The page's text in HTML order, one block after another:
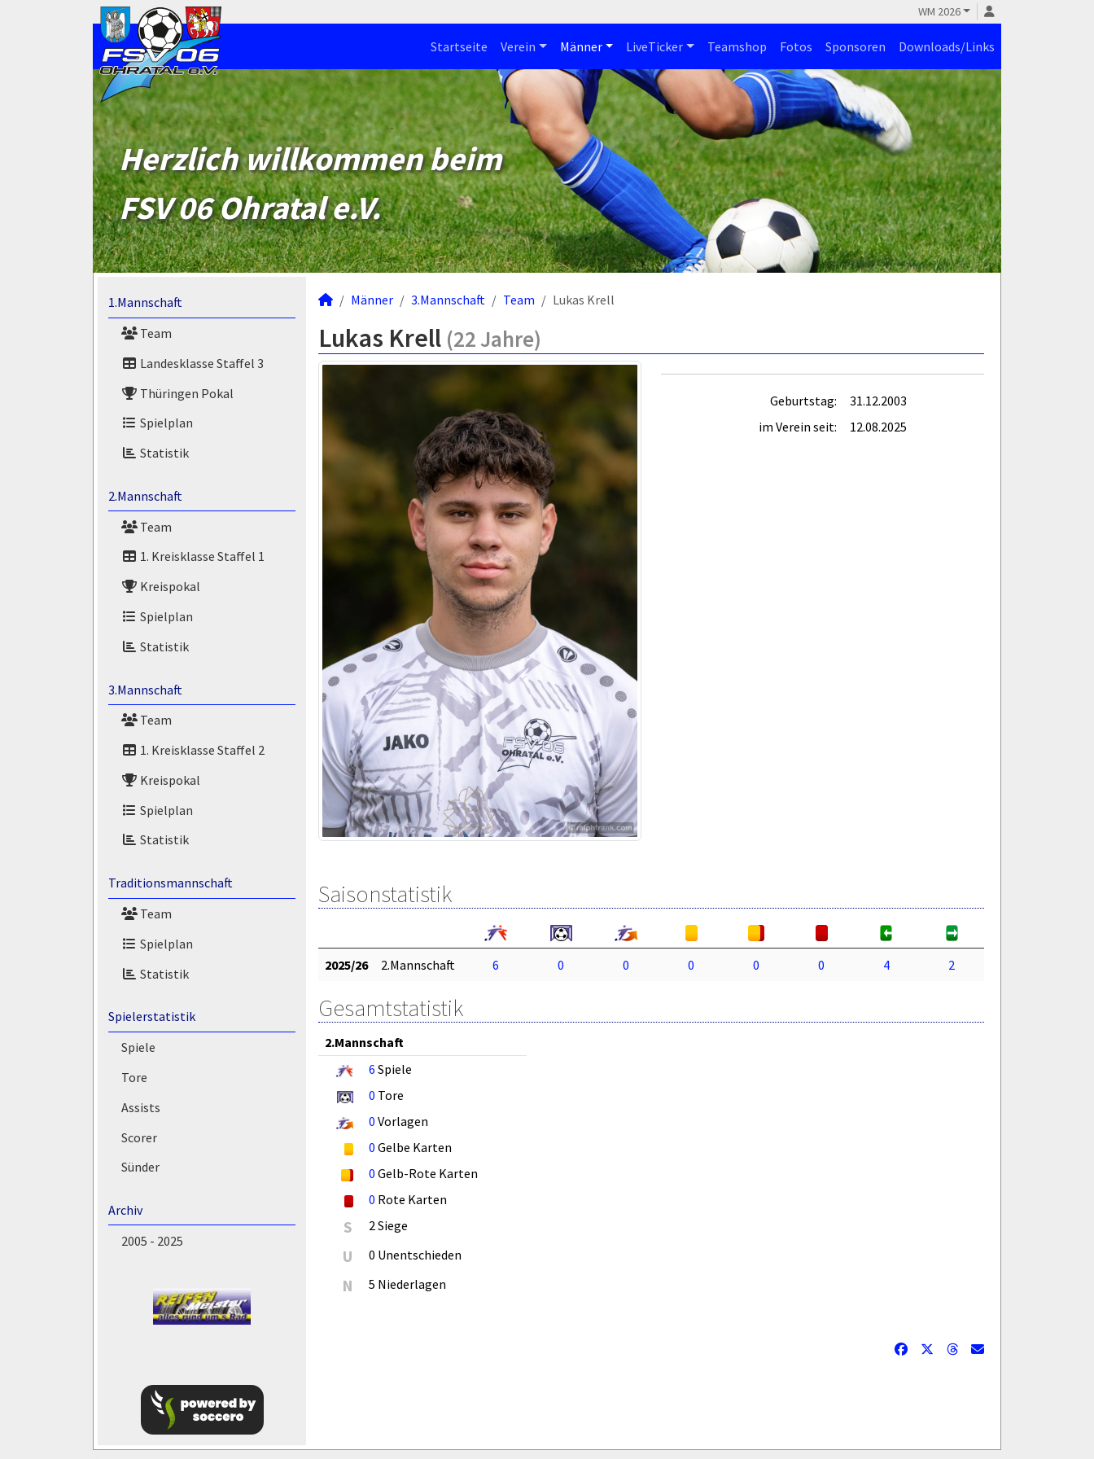
WM 2026
Startseite Verein Männer LiveTicker Teamshop Fotos Sponsoren Downloads/Links
Herzlich willkommen beim
FSV 06 Ohratal e.V.
1.Mannschaft
Team
Landesklasse Staffel 3
Thüringen Pokal
Spielplan
Statistik
2.Mannschaft
Team
1. Kreisklasse Staffel 1
Kreispokal
Spielplan
Statistik
3.Mannschaft
Team
1. Kreisklasse Staffel 2
Kreispokal
Spielplan
Statistik
Traditionsmannschaft
Team
Spielplan
Statistik
Spielerstatistik
Spiele
Tore
Assists
Scorer
Sünder
Archiv
2005 - 2025
Männer 3.Mannschaft Team Lukas Krell
Lukas Krell (22 Jahre)
Geburtstag:
31.12.2003
im Verein seit:
12.08.2025
Saisonstatistik
2025/26 2.Mannschaft 6 0 0 0 0 0 4 2
Gesamtstatistik
2.Mannschaft
6 Spiele
0 Tore
0 Vorlagen
0 Gelbe Karten
0 Gelb-Rote Karten
0 Rote Karten
S 2 Siege
U 0 Unentschieden
N 5 Niederlagen